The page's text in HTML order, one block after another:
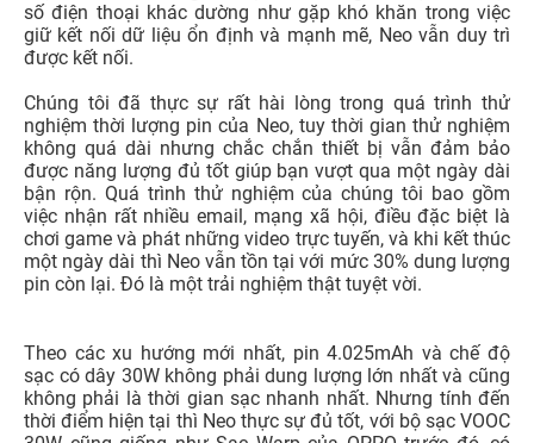
của nhà sản xuất Oppo: được trang bị bộ vi xử lý
Snapdragon 765G và hỗ trợ kết nối 5G đủ mạnh để mang
lại kết nối ổn định, đặc biệt hơn khi chơi game.
Bạn có thể thử khởi chạy một ứng dụng bất kỳ trên Neo
để cảm nhận được bộ vi xử lý nhanh chóng của nó. Các
thao tác chạm ngay lập tức được kích hoạt nhờ tốc độ
làm tươi nhanh đã nói ở trên. Khi bạn cuộn qua menu
ứng dụng, màn hình cài đặt hoặc chuyển đổi giữa các
ứng dụng, tất cả đều được thực hiện nhanh chóng mà
không hề có bất kỳ sự trì trệ nào.
giữ kết nối dữ liệu ổn định và mạnh mẽ, Neo vẫn duy trì
được kết nối.
Chúng tôi đã thực sự rất hài lòng trong quá trình thử